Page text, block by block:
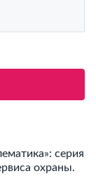
серия
охраны.